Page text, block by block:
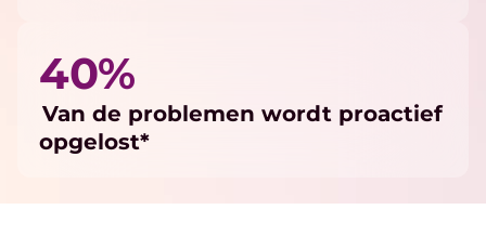
40%
Van de problemen wordt proactief
opgelost*